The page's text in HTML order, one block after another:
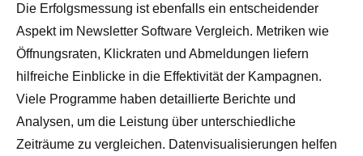
Die Erfolgsmessung ist ebenfalls ein entscheidender
Aspekt im Newsletter Software Vergleich. Metriken wie
Öffnungsraten, Klickraten und Abmeldungen liefern
hilfreiche Einblicke in die Effektivität der Kampagnen.
Viele Programme haben detaillierte Berichte und
Analysen, um die Leistung über unterschiedliche
Zeiträume zu vergleichen. Datenvisualisierungen helfen